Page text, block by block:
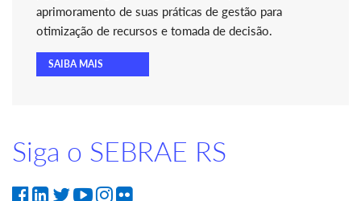
aprimoramento de suas práticas de gestão para
otimização de recursos e tomada de decisão.
SAIBA MAIS
Siga o SEBRAE RS